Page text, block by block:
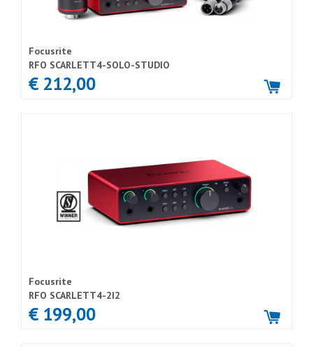
Focusrite
RFO SCARLETT4-SOLO-STUDIO
€ 212,00
Focusrite
RFO SCARLETT4-2I2
€ 199,00